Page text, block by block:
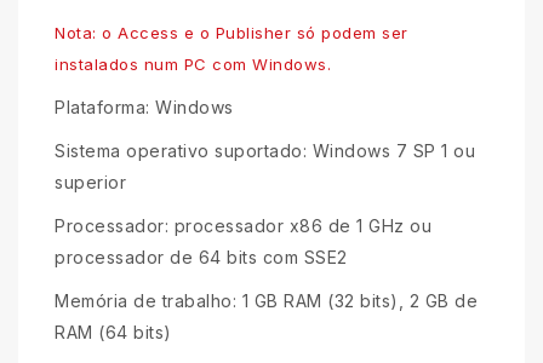
Nota: o Access e o Publisher só podem ser
instalados num PC com Windows.
Plataforma: Windows
Sistema operativo suportado: Windows 7 SP 1 ou
superior
Processador: processador x86 de 1 GHz ou
processador de 64 bits com SSE2
Memória de trabalho: 1 GB RAM (32 bits), 2 GB de
RAM (64 bits)